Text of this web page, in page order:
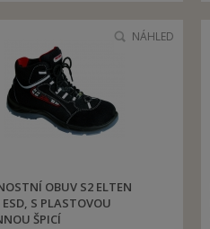
OBUV S2 ELTEN
ESD, S PLASTOVOU
ŠPICÍ
NÁHLED